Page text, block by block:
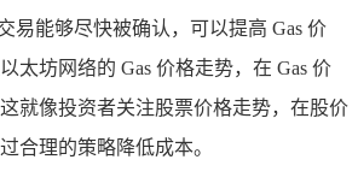
易能够尽快被确认，可以提高 Gas 价
太坊网络的 Gas 价格走势，在 Gas 价
就像投资者关注股票价格走势，在股价
合理的策略降低成本。